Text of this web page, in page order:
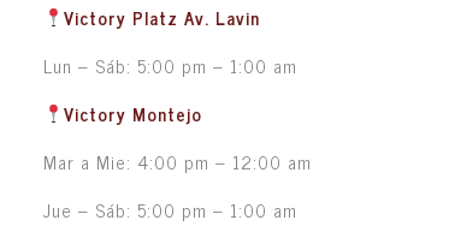
Victory Platz Av. Lavin
Lun – Sáb: 5:00 pm – 1:00 am
Victory Montejo
Mar a Mie: 4:00 pm – 12:00 am
Jue – Sáb: 5:00 pm – 1:00 am